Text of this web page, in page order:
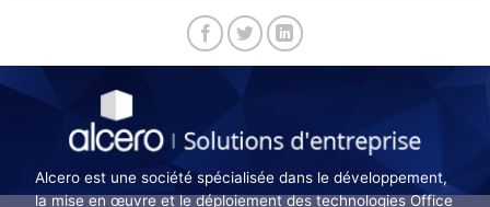
Alcero est une société spécialisée dans le développement,
la mise en œuvre et le déploiement des technologies Office